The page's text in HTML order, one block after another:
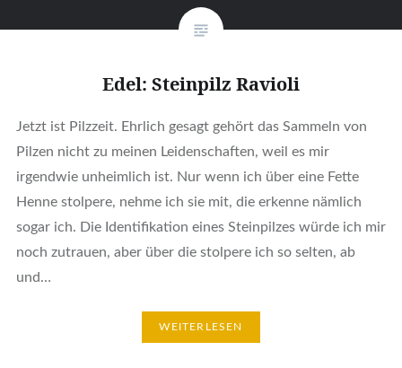
Edel: Steinpilz Ravioli
Jetzt ist Pilzzeit. Ehrlich gesagt gehört das Sammeln von
Pilzen nicht zu meinen Leidenschaften, weil es mir
irgendwie unheimlich ist. Nur wenn ich über eine Fette
Henne stolpere, nehme ich sie mit, die erkenne nämlich
sogar ich. Die Identifikation eines Steinpilzes würde ich mir
noch zutrauen, aber über die stolpere ich so selten, ab
und…
WEITERLESEN